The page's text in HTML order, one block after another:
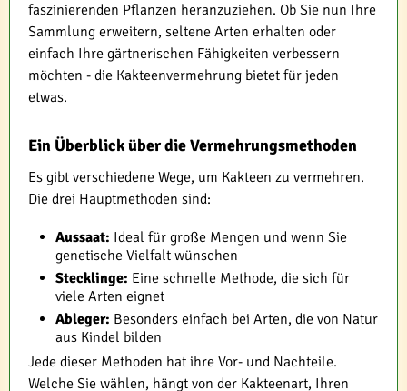
faszinierenden Pflanzen heranzuziehen. Ob Sie nun Ihre
Sammlung erweitern, seltene Arten erhalten oder
einfach Ihre gärtnerischen Fähigkeiten verbessern
möchten - die Kakteenvermehrung bietet für jeden
etwas.
Ein Überblick über die Vermehrungsmethoden
Es gibt verschiedene Wege, um Kakteen zu vermehren.
Die drei Hauptmethoden sind:
Aussaat: Ideal für große Mengen und wenn Sie
genetische Vielfalt wünschen
Stecklinge: Eine schnelle Methode, die sich für
viele Arten eignet
Ableger: Besonders einfach bei Arten, die von Natur
aus Kindel bilden
Jede dieser Methoden hat ihre Vor- und Nachteile.
Welche Sie wählen, hängt von der Kakteenart, Ihren